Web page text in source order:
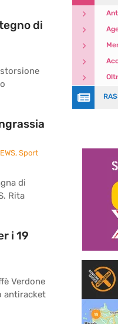
di
, Sport
di
Rita
i 19
Verdone
antiracket
5
5
5
5
5
